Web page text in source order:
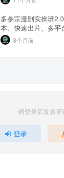
多参宗漫剧实操班
本、快速出片、多平
家工作室
8个月前
请登录后发表评
登录